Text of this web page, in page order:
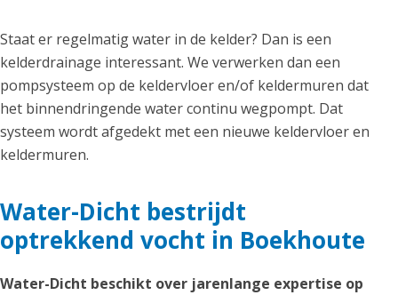
Staat er regelmatig water in de kelder? Dan is een
kelderdrainage interessant. We verwerken dan een
pompsysteem op de keldervloer en/of keldermuren dat
het binnendringende water continu wegpompt. Dat
systeem wordt afgedekt met een nieuwe keldervloer en
keldermuren.
Water-Dicht bestrijdt
optrekkend vocht in Boekhoute
Water-Dicht beschikt over jarenlange expertise op